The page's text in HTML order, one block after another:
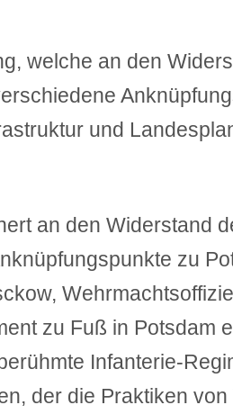
welche an den
und
an den Widerstand
zu
zu Fuß in Potsdam
Infanterie-
der die Praktiken